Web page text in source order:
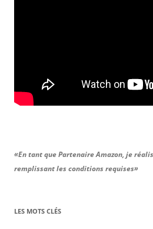
«En tant que Partenaire Amazon, je
remplissant les conditions requises»
LES MOTS CLÉS